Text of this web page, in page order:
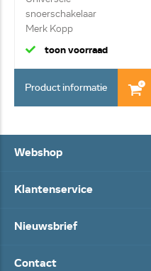
snoerschakelaar
Merk Kopp
Snoerschakelaar goud ...
toon voorraad
Product informatie
Webshop
Klantenservice
Nieuwsbrief
Contact